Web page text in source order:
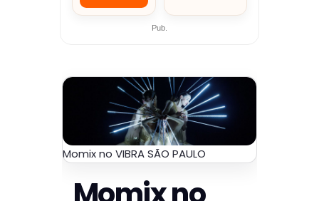
Pub.
Momix no VIBRA SÃO PAULO